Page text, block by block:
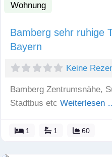
Wohnung
Bamberg sehr ruhige
Bayern
Keine
Bamberg Zentrumsnähe,
Stadtbus etc Weiterlesen
1 1 60